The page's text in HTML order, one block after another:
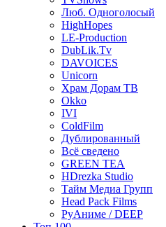
Люб. Одноголосый
HighHopes
LE-Production
DubLik.Tv
DAVOICES
Unicorn
Храм Дорам ТВ
Okko
IVI
ColdFilm
Дублированный
Всё сведено
GREEN TEA
HDrezka Studio
Тайм Медиа Групп
Head Pack Films
РуАниме / DEEP